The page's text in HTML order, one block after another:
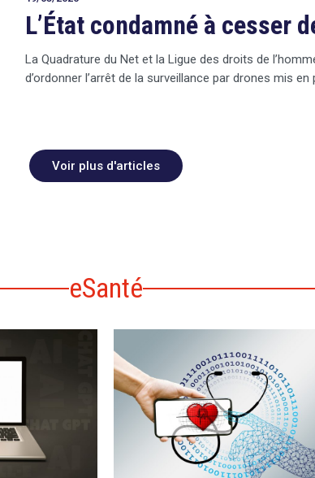
L’État condamné à cesser
La Quadrature du Net et la Ligue des droits de
d’ordonner l’arrêt de la surveillance par drones mis
Voir plus d'articles
eSanté